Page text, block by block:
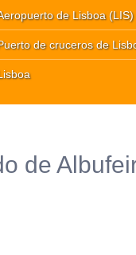
de Lisboa (LIS)
de cruceros de
de